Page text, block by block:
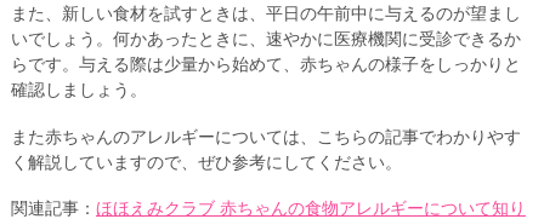
また、新しい食材を試すときは、平日の午前中に与えるのが望まし
いでしょう。何かあったときに、速やかに医療機関に受診できるか
らです。与える際は少量から始めて、赤ちゃんの様子をしっかりと
確認しましょう。
また赤ちゃんのアレルギーについては、こちらの記事でわかりやす
く解説していますので、ぜひ参考にしてください。
関連記事： ほほえみクラブ 赤ちゃんの食物アレルギーについて知り